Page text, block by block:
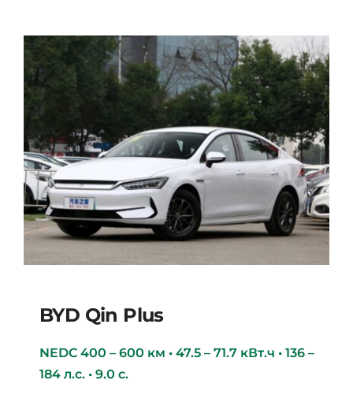
BYD Qin Plus
BYD Qin Plus
NEDC 400 – 600 км • 47.5 – 71.7 кВт.ч • 136 –
184 л.с. • 9.0 с.